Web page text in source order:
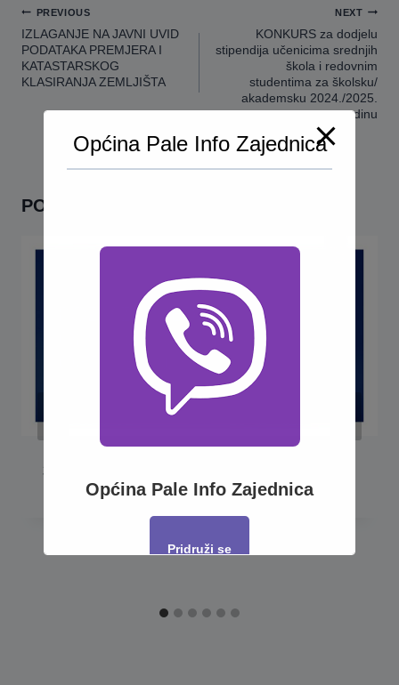
Navigacija
članaka
PREVIOUS
IZLAGANJE NA JAVNI UVID
PODATAKA PREMJERA I
KATASTARSKOG
KLASIRANJA ZEMLJIŠTA
NEXT
KONKURS za dodjelu
stipendija učenicima srednjih
škola i redovnim
studentima za školsku/​
akademsku 2024./2025.
godinu
POVEZANO
36. SJEDNICA OV PALE
Općina Pale Info Zajednica
Općina Pale Info Zajednica
Pridruži se